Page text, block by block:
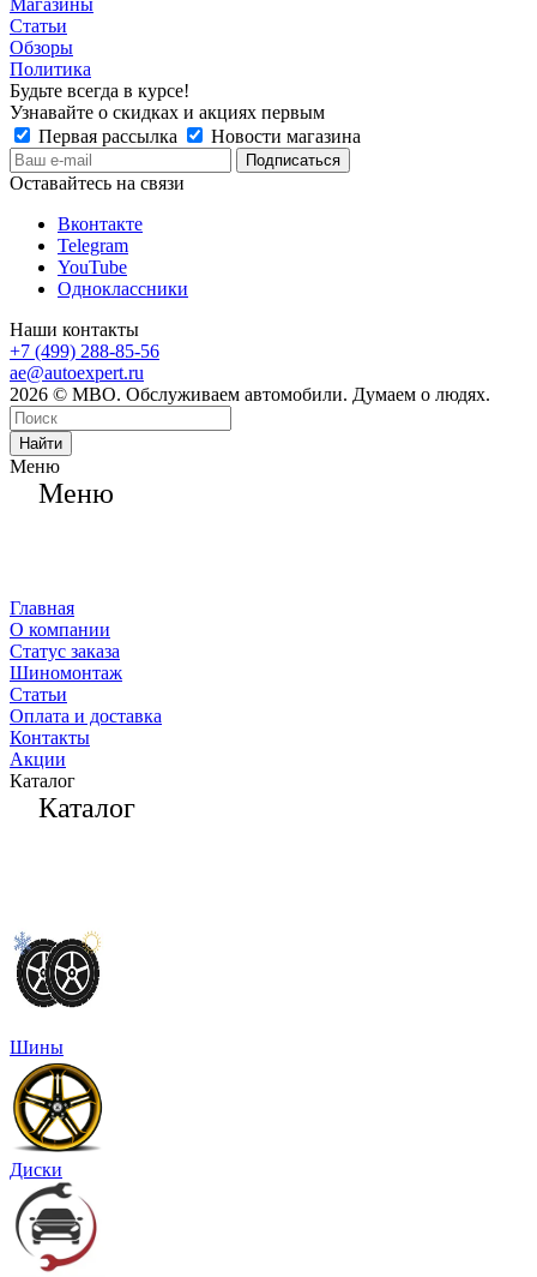
Магазины
Статьи
Обзоры
Политика
Будьте всегда в курсе!
Узнавайте о скидках и акциях первым
Первая рассылка
Новости магазина
Оставайтесь на связи
Вконтакте
Telegram
YouTube
Одноклассники
Наши контакты
+7 (499) 288-85-56
ae@autoexpert.ru
2026 © МВО. Обслуживаем автомобили. Думаем о людях.
Найти
Меню
Меню
Главная
О компании
Статус заказа
Шиномонтаж
Статьи
Оплата и доставка
Контакты
Акции
Каталог
Каталог
Шины
Диски